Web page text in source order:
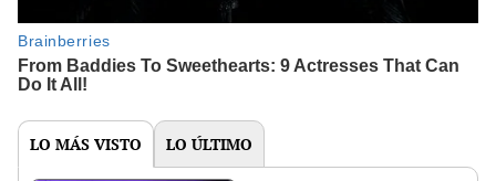
LO MÁS VISTO LO ÚLTIMO